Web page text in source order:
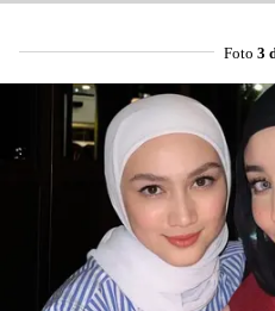
Foto 3